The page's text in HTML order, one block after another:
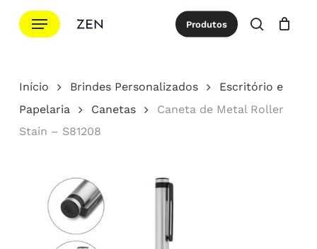
para
principal
Menu Produtos
procurar
Cotação Close
Início Brindes Personalizados
Escritório e
Papelaria
Canetas
Caneta de Metal Roller
Stain – S81208